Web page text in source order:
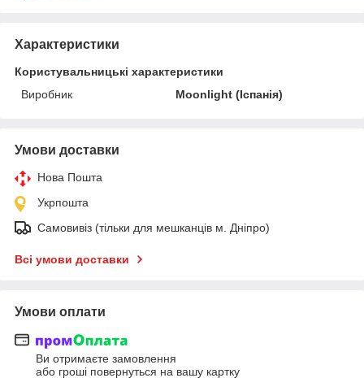
Характеристики
Користувальницькі характеристики
Виробник
Moonlight (Іспанія)
Умови доставки
Нова Пошта
Укрпошта
Самовивіз (тільки для мешканців м. Дніпро)
Всі умови доставки
Умови оплати
Ви отримаєте замовлення
або гроші повернуться на вашу картку